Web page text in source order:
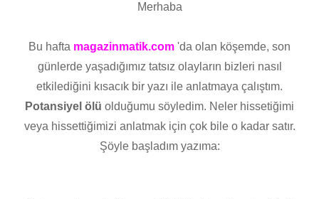
Merhaba
Bu hafta magazinmatik.com 'da olan köşemde, son
günlerde yaşadığımız tatsız olayların bizleri nasıl
etkilediğini kısacık bir yazı ile anlatmaya çalıştım.
Potansiyel ölü olduğumu söyledim. Neler hissetiğimi
veya hissettiğimizi anlatmak için çok bile o kadar satır.
Şöyle başladım yazıma: